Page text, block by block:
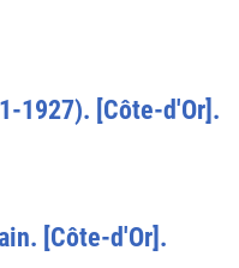
1927). [Côte-d'Or].
[Côte-d'Or].